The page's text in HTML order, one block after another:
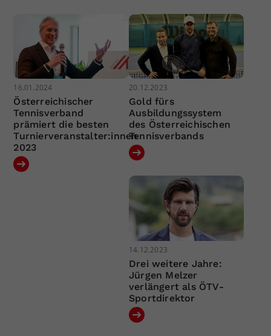
16.01.2024
Österreichischer
Tennisverband
prämiert die besten
Turnierveranstalter:innen
2023
20.12.2023
Gold fürs
Ausbildungssystem
des Österreichischen
Tennisverbands
14.12.2023
Drei weitere Jahre:
Jürgen Melzer
verlängert als ÖTV-
Sportdirektor